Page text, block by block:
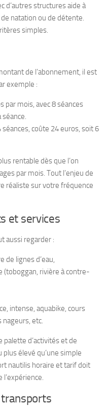
d’autres structures aide à
natation ou de détente.
simples.
de l’abonnement, il est
exemple :
par mois, avec 8 séances
séances, coûte 24 euros, soit 6
rentable dès que l’on
par mois. Tout l’enjeu de
réaliste sur votre fréquence
et services
aussi regarder :
de lignes d’eau,
(toboggan, rivière à contre-
intense, aquabike, cours
etc.
palette d’activités et de
élevé qu’une simple
nautilis horaire et tarif doit
l’expérience.